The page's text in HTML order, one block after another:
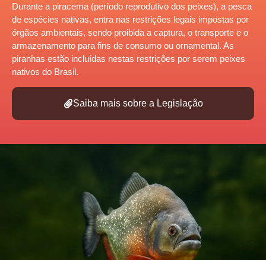
Durante a piracema (período reprodutivo dos peixes), a pesca
de espécies nativas, entra nas restrições legais impostas por
órgãos ambientais, sendo proibida a captura, o transporte e o
armazenamento para fins de consumo ou ornamental. As
piranhas estão incluídas nestas restrições por serem peixes
nativos do Brasil.
Saiba mais sobre a Legislação